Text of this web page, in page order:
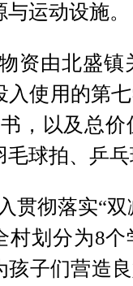
运动设施。
资由北盛镇
入使用的第
，以及总
毛球拍、乒
贯彻落实“
村划分为8
孩子们营造